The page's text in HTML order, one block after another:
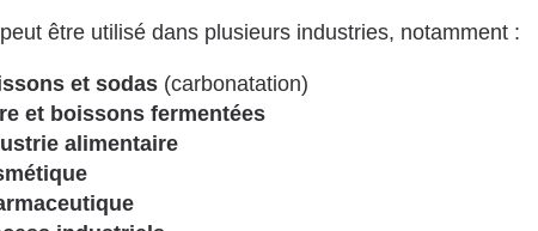
être utilisé dans plusieurs industries, notamment :
et sodas (carbonatation)
et boissons fermentées
alimentaire